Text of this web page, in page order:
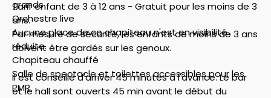
grands
Orchestre live
Aucune place de ce chapiteau n'est en visibilité
réduite.
Chapiteau chauffé
Salle de spectacle et toilettes accessibles pour les
PMR
Tarif enfant de 3 à 12 ans - Gratuit pour les moins de 3
ans.
Par mesure de sécurité, les enfants de moins de 3 ans
doivent être gardés sur les genoux.
Il est conseillé d'arriver 45 minutes à l'avance. Le bar
et le hall sont ouverts 45 min avant le début du